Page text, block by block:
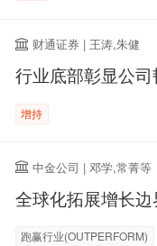
财通证券 | 王涛,朱健
行业底部彰显公
增持
中金公司 | 邓学,常菁等
全球化拓展增长
跑赢行业(OUTPERFORM)